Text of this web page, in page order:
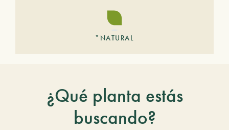
*NATURAL
¿Qué planta estás
buscando?